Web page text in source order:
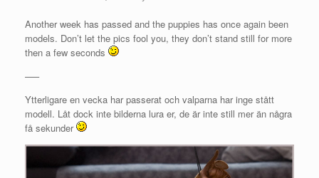
Another week has passed and the puppies has once again been
models. Don’t let the pics fool you, they don’t stand still for more
then a few seconds
—–
Ytterligare en vecka har passerat och valparna har inge stått
modell. Låt dock inte bilderna lura er, de är inte still mer än några
få sekunder